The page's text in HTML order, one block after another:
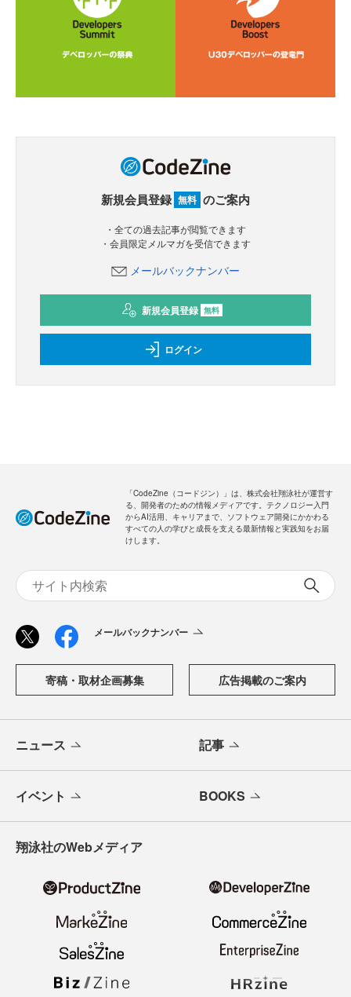
新規会員登録 無料 のご案内
・全ての過去記事が閲覧できます
・会員限定メルマガを受信できます
メールバックナンバー
新規会員登録 無料
ログイン
「CodeZine（コードジン）」は、株式会社翔泳社が運営す
る、開発者のための情報メディアです。テクノロジー入門
からAI活用、キャリアまで、ソフトウェア開発にかかわる
すべての人の学びと成長を支える最新情報と実践知をお届
けします。
メールバックナンバー
寄稿・取材企画募集 広告掲載のご案内
ニュース 記事
イベント BOOKS
翔泳社のWebメディア